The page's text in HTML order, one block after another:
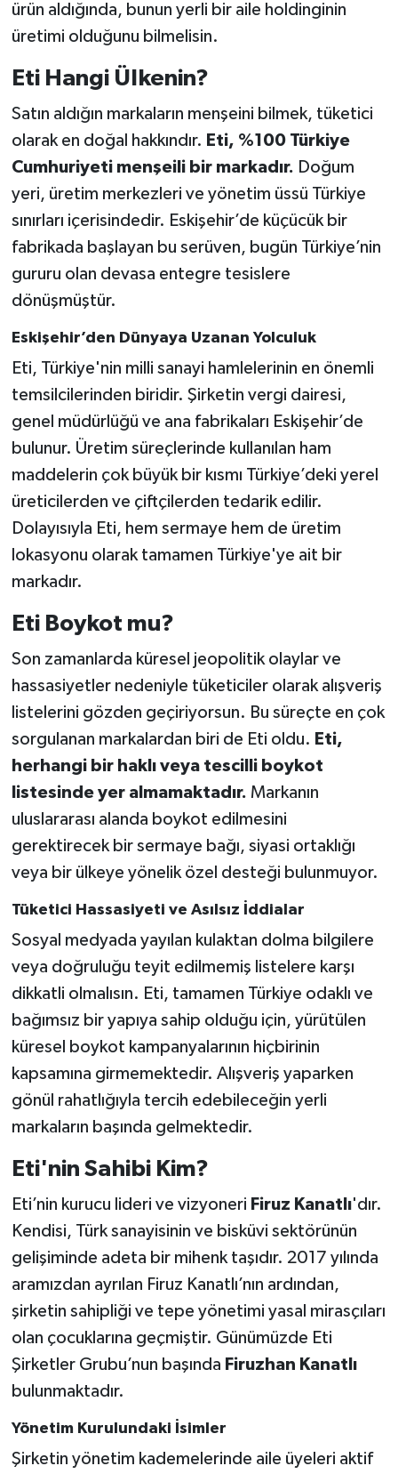
ürün aldığında, bunun yerli bir aile holdinginin
üretimi olduğunu bilmelisin.
Eti Hangi Ülkenin?
Satın aldığın markaların menşeini bilmek, tüketici
olarak en doğal hakkındır. Eti, %100 Türkiye
Cumhuriyeti menşeili bir markadır. Doğum
yeri, üretim merkezleri ve yönetim üssü Türkiye
sınırları içerisindedir. Eskişehir’de küçücük bir
fabrikada başlayan bu serüven, bugün Türkiye’nin
gururu olan devasa entegre tesislere
dönüşmüştür.
Eskişehir’den Dünyaya Uzanan Yolculuk
Eti, Türkiye'nin milli sanayi hamlelerinin en önemli
temsilcilerinden biridir. Şirketin vergi dairesi,
genel müdürlüğü ve ana fabrikaları Eskişehir’de
bulunur. Üretim süreçlerinde kullanılan ham
maddelerin çok büyük bir kısmı Türkiye’deki yerel
üreticilerden ve çiftçilerden tedarik edilir.
Dolayısıyla Eti, hem sermaye hem de üretim
lokasyonu olarak tamamen Türkiye'ye ait bir
markadır.
Eti Boykot mu?
Son zamanlarda küresel jeopolitik olaylar ve
hassasiyetler nedeniyle tüketiciler olarak alışveriş
listelerini gözden geçiriyorsun. Bu süreçte en çok
sorgulanan markalardan biri de Eti oldu. Eti,
herhangi bir haklı veya tescilli boykot
listesinde yer almamaktadır. Markanın
uluslararası alanda boykot edilmesini
gerektirecek bir sermaye bağı, siyasi ortaklığı
veya bir ülkeye yönelik özel desteği bulunmuyor.
Tüketici Hassasiyeti ve Asılsız İddialar
Sosyal medyada yayılan kulaktan dolma bilgilere
veya doğruluğu teyit edilmemiş listelere karşı
dikkatli olmalısın. Eti, tamamen Türkiye odaklı ve
bağımsız bir yapıya sahip olduğu için, yürütülen
küresel boykot kampanyalarının hiçbirinin
kapsamına girmemektedir. Alışveriş yaparken
gönül rahatlığıyla tercih edebileceğin yerli
markaların başında gelmektedir.
Eti'nin Sahibi Kim?
Eti’nin kurucu lideri ve vizyoneri Firuz Kanatlı'dır.
Kendisi, Türk sanayisinin ve bisküvi sektörünün
gelişiminde adeta bir mihenk taşıdır. 2017 yılında
aramızdan ayrılan Firuz Kanatlı’nın ardından,
şirketin sahipliği ve tepe yönetimi yasal mirasçıları
olan çocuklarına geçmiştir. Günümüzde Eti
Şirketler Grubu’nun başında Firuzhan Kanatlı
bulunmaktadır.
Yönetim Kurulundaki İsimler
Şirketin yönetim kademelerinde aile üyeleri aktif